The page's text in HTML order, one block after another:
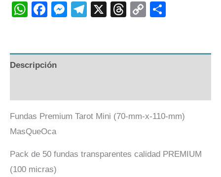
WhatsApp
Facebook
Messenger
Telegram
X Threads
Copy
Descripción
Fundas Premium Tarot Mini (70-mm-x-110-mm)
MasQueOca
Pack de 50 fundas transparentes calidad PREMIUM
(100 micras)